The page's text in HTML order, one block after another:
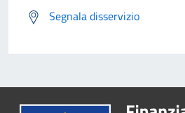
Segnala disservizio